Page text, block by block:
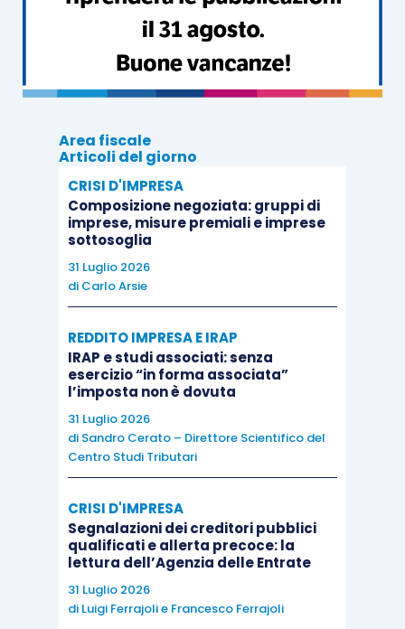
l’impresa intende invece riscattare e
montare su un altro carrello già in uso
all’azienda presso un altro cantiere
localizzato sempre in Italia.
L’istante interroga il Fisco sulla possibilità di
vendere all’estero il carrello senza che ciò
comporti la revoca del credito
relativa all’attrezzatura magnetica, fermo
restando la sussistenza dell’”incrementalità”
dell’investimento.
atteso che la cessione avverrà durante il
periodo di monitoraggio, essa costituisce
causa di revoca del credito di imposta
relativamente all’acquisizione del
carrello elevatore
laquota di credito relativo
all’attrezzatura magnetica non dovrà
invece,essere restituita
Area fiscale
Articoli del giorno
CRISI D'IMPRESA
Composizione negoziata: gruppi di
imprese, misure premiali e imprese
sottosoglia
31 Luglio 2026
di Carlo Arsie
REDDITO IMPRESA E IRAP
IRAP e studi associati: senza
esercizio “in forma associata”
l’imposta non è dovuta
31 Luglio 2026
di Sandro Cerato – Direttore Scientifico del
Centro Studi Tributari
CRISI D'IMPRESA
Segnalazioni dei creditori pubblici
qualificati e allerta precoce: la
lettura dell’Agenzia delle Entrate
31 Luglio 2026
di Luigi Ferrajolie Francesco Ferrajoli